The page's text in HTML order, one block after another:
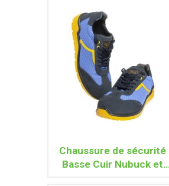
Chaussure de sécurité
Basse Cuir Nubuck et